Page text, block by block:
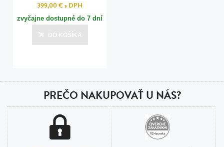
399,00 €s DPH
zvyčajne dostupné do 7 dní
DO KOŠÍKA
PREČO NAKUPOVAŤ U NÁS?